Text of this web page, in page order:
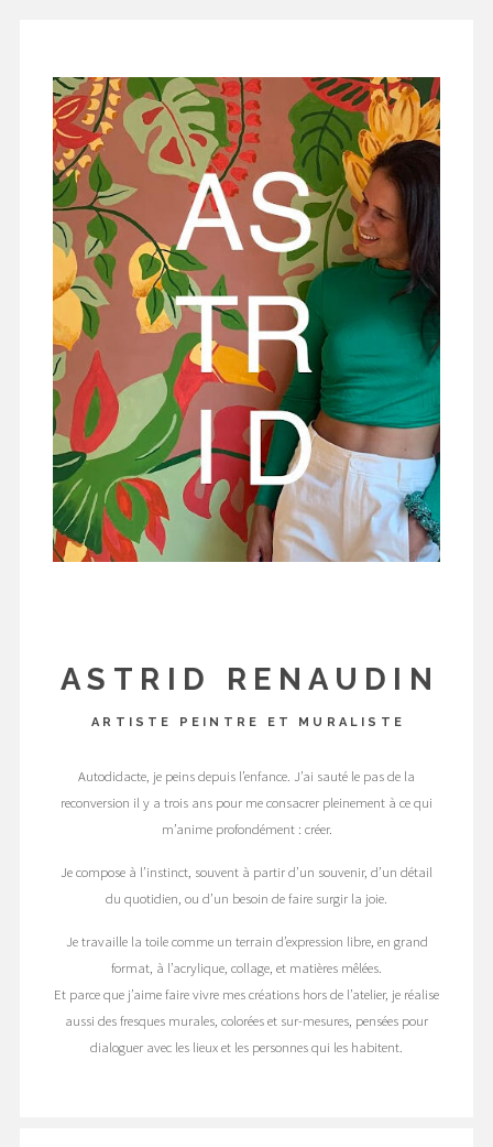
ASTRID RENAUDIN
ARTISTE PEINTRE ET MURALISTE
Autodidacte, je peins depuis l’enfance. J’ai sauté le pas de la
reconversion il y a trois ans pour me consacrer pleinement à ce qui
m’anime profondément : créer.
Je compose à l’instinct, souvent à partir d’un souvenir, d’un détail
du quotidien, ou d’un besoin de faire surgir la joie.
Je travaille la toile comme un terrain d’expression libre, en grand
format, à l’acrylique, collage, et matières mêlées.
Et parce que j’aime faire vivre mes créations hors de l’atelier, je réalise
aussi des fresques murales, colorées et sur-mesures, pensées pour
dialoguer avec les lieux et les personnes qui les habitent.